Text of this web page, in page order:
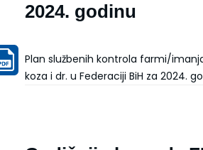
2024. godinu
Plan službenih kontrola farmi/
koza i dr. u Federaciji BiH za 2024.